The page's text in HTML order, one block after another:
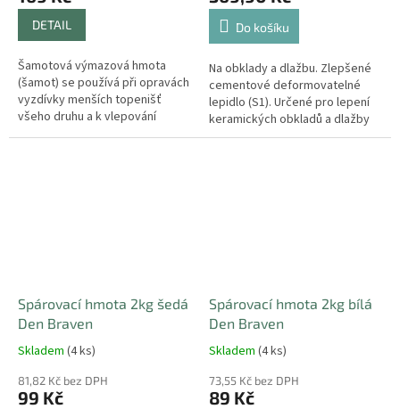
DETAIL
Šamotová výmazová hmota
(šamot) se používá při opravách
vyzdívky menších topenišť
všeho druhu a k vlepování
lehčených ohnivzdorných
Do košíku
Na obklady a dlažbu. Zlepšené
cementové deformovatelné
lepidlo (S1). Určené pro lepení
keramických obkladů a dlažby
na podklad v interiéru nebo
Spárovací hmota 2kg šedá
Den Braven
Skladem (4 ks)
81,82 Kč bez DPH
99 Kč
Spárovací hmota 2kg bílá
Den Braven
Skladem (4 ks)
73,55 Kč bez DPH
89 Kč